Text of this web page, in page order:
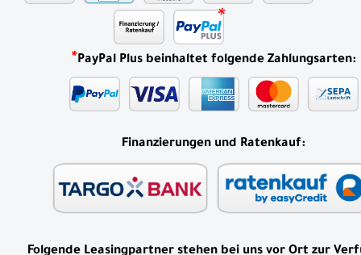
*PayPal Plus beinhaltet folgende Zahlungsarten:
Finanzierungen und Ratenkauf:
Folgende Leasingpartner stehen bei uns vor Ort zur